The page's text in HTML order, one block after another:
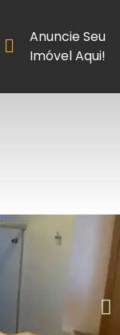
Anuncie Seu
Imóvel Aqui!